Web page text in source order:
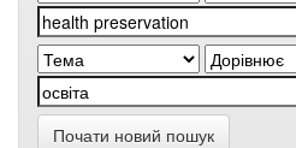
Почати новий пошук